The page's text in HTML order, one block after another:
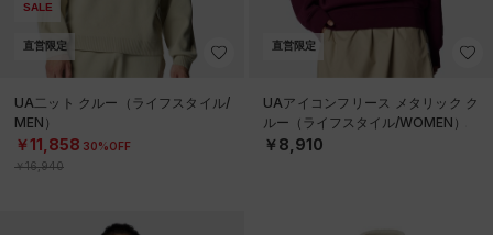
SALE
直営限定
UA二ット クルー（ライフスタイル/
MEN）
￥11,858 30%OFF
￥16,940
直営限定
UAアイコンフリース メタリック ク
ルー（ライフスタイル/WOMEN）
￥8,910